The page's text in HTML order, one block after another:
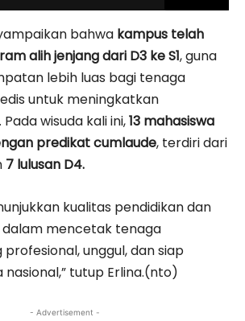
bahwa kampus telah
alih jenjang dari D3 ke S1, guna
lebih luas bagi tenaga
untuk meningkatkan
wisuda kali ini,13 mahasiswa
predikat cumlaude, terdiri dari
7 lulusan D4.
kualitas pendidikan dan
mencetak tenaga
unggul, dan siap
tutup Erlina.(nto)
- Advertisement -